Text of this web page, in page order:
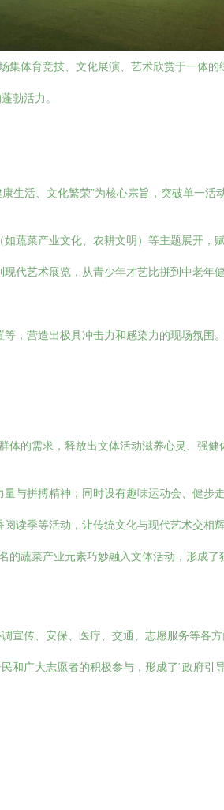
体育竞技、文化展演、艺术欣赏于一体
勃活力。
生活、文化繁荣”为核心宗旨，突破单一活
蔬菜产业文化、农耕文明）等主题展开，
代艺术展览，从青少年才艺比拼到中老年
，营造出极具冲击力和感染力的现场氛围
的需求，释放出文体活动滋养心灵、强健
与拼搏精神；同时设有趣味运动会、健步
读季等活动，让传统文化与现代艺术交相
的蔬菜产业元素巧妙融入文体活动，形成
宣传、安保、医疗、交通、志愿服务等各
广大志愿者的积极参与，形成了“政府引